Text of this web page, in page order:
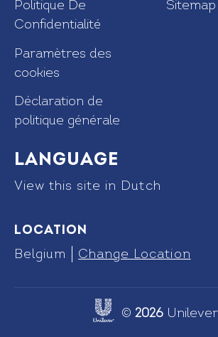
Politique De
Confidentialité
Paramètres des
cookies
Déclaration de
politique générale
Sitemap
Language
View this site in Dutch
Location
Belgium
Change Location
© 2026 Unilever